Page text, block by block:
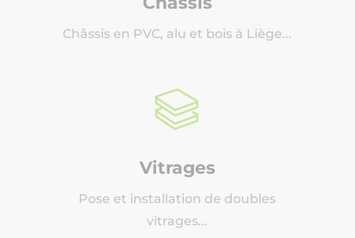
Châssis en PVC, alu et bois à Liège...
Vitrages
Pose et installation de doubles
vitrages...